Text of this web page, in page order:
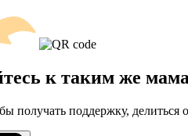
к таким же
получать поддержку,